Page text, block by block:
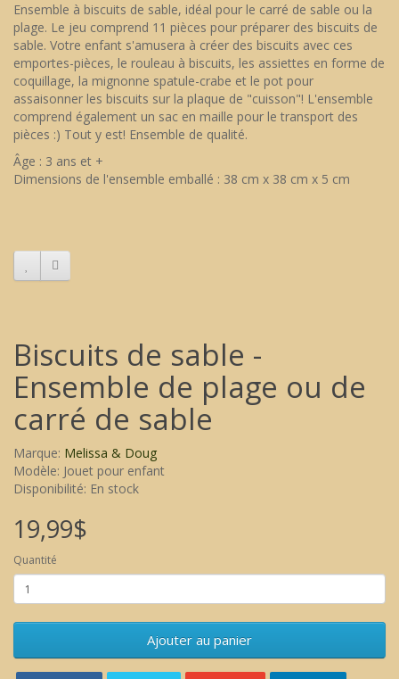
Ensemble à biscuits de sable, idéal pour le carré de sable ou la
plage. Le jeu comprend 11 pièces pour préparer des biscuits de
sable. Votre enfant s'amusera à créer des biscuits avec ces
emportes-pièces, le rouleau à biscuits, les assiettes en forme de
coquillage, la mignonne spatule-crabe et le pot pour
assaisonner les biscuits sur la plaque de "cuisson"! L'ensemble
comprend également un sac en maille pour le transport des
pièces :) Tout y est! Ensemble de qualité.
Âge : 3 ans et +
Dimensions de l'ensemble emballé : 38 cm x 38 cm x 5 cm
Biscuits de sable -
Ensemble de plage ou de
carré de sable
Marque: Melissa & Doug
Modèle: Jouet pour enfant
Disponibilité: En stock
19,99$
Quantité
Ajouter au panier